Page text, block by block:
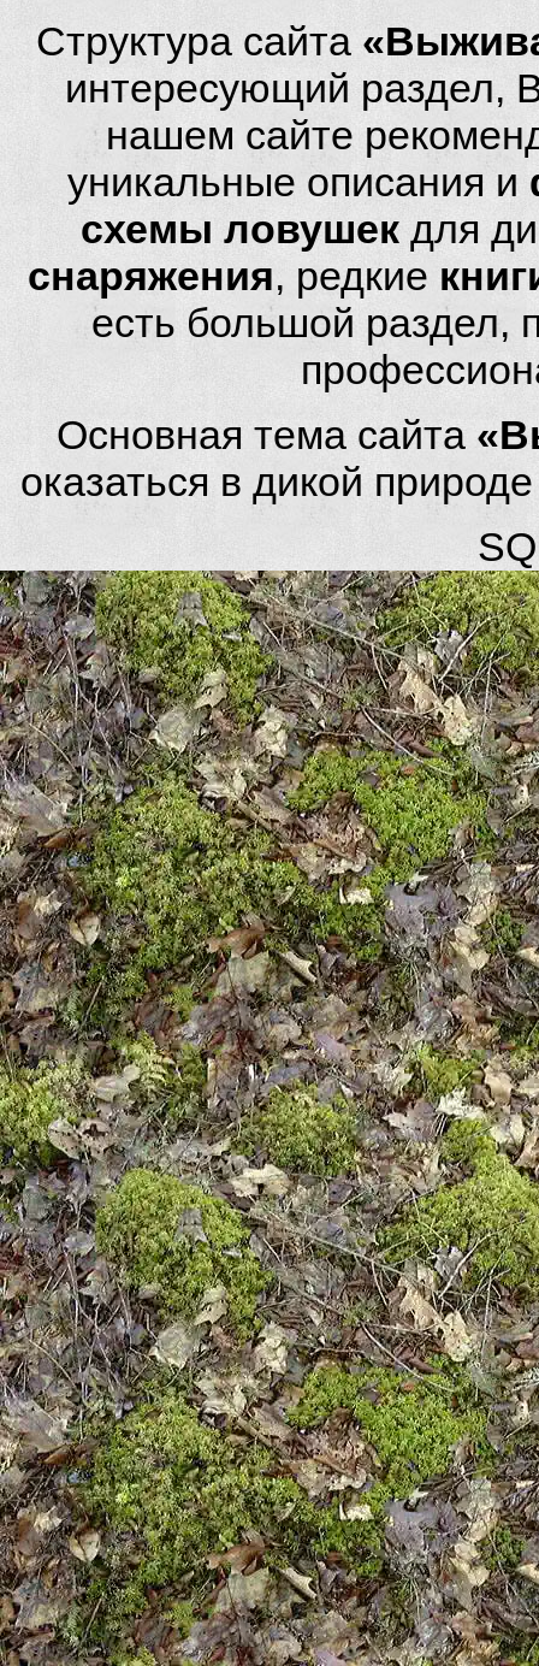
Структура сайта
интересующий раздел,
нашем сайте
уникальные описания и
схемы ловушек для
снаряжения, редкие
есть большой
Основная тема сайта
оказаться в дикой